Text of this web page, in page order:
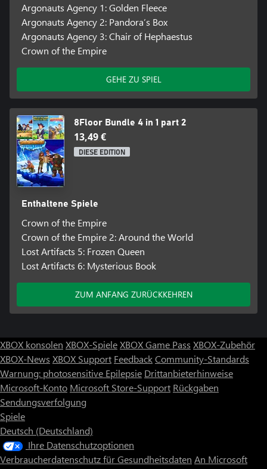
Argonauts Agency 1: Golden Fleece
Argonauts Agency 2: Pandora’s Box
Argonauts Agency 3: Chair of Hephaestus
Crown of the Empire
GEHE ZU SPIEL
8Floor Bundle 4 in 1 part 2
13,49 €
DIESE EDITION
Enthaltene Spiele
Crown of the Empire
Crown of the Empire 2: Around the World
Lost Artifacts 5: Frozen Queen
Lost Artifacts 6: Mysterious Book
ZUM ANFANG ZURÜCKKEHREN
XBOX konsolen XBOX-SpieleXBOX Game Pass XBOX-Zubehör
XBOX-News XBOX Support FeedbackCommunity-Standards
Warnung: photosensitive Epilepsie Drittanbieterhinweise
Microsoft-Konto Microsoft Store-Support Rückgaben
Sendungsverfolgung
Spiele
Deutsch (Deutschland)
Ihre Datenschutzoptionen
Verbraucherdatenschutz für Gesundheitsdaten An Microsoft